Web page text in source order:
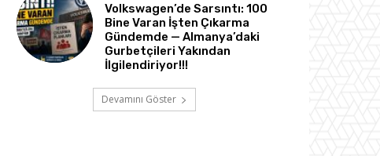
Volkswagen’de Sarsıntı: 100
Bine Varan İşten Çıkarma
Gündemde — Almanya’daki
Gurbetçileri Yakından
İlgilendiriyor!!!
Devamını Göster